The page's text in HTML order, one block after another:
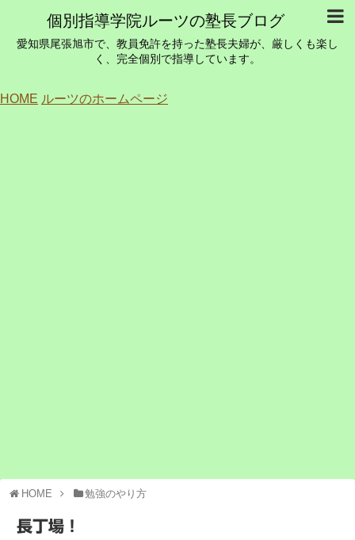
個別指導学院ルーツの塾長ブログ
愛知県尾張旭市で、教員免許を持った塾長夫婦が、厳しくも楽し
く、完全個別で指導しています。
HOME ルーツのホームページ
HOME 勉強のやり方
長丁場！